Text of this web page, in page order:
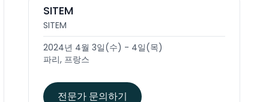
SITEM
SITEM
2024년 4월 3일(수) - 4일(목)
파리, 프랑스
전문가 문의하기